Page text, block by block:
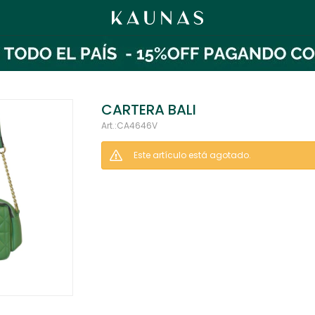
CARTERA BALI
CA4646V
Este artículo está agotado.